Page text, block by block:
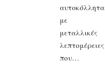
αυτοκόλλητα
με
μεταλλικές
λεπτομέρειες
που…